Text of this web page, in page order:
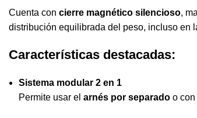
Cuenta con cierre magnético silencioso,
distribución equilibrada del peso, incluso en
Características destacadas:
Sistema modular 2 en 1
Permite usar el arnés por separado o con